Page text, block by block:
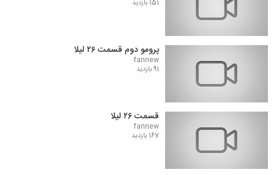
151 بازدید
پرومو دوم قسمت ۲۶ لیلا
fannew
91 بازدید
قسمت ۲۶ لیلا
fannew
167 بازدید